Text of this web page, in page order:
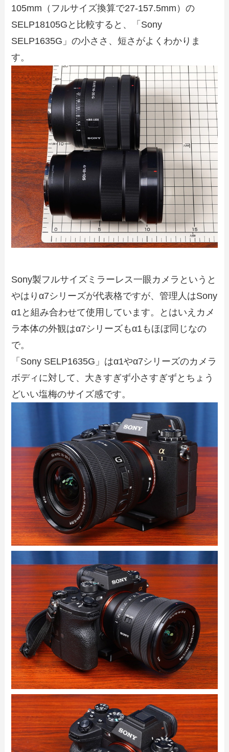
105mm（フルサイズ換算で27-157.5mm）の
SELP18105Gと比較すると、「Sony
SELP1635G」の小ささ、短さがよくわかりま
す。
Sony製フルサイズミラーレス一眼カメラというと
やはりα7シリーズが代表格ですが、管理人はSony
α1と組み合わせて使用しています。とはいえカメ
ラ本体の外観はα7シリーズもα1もほぼ同じなの
で。
「Sony SELP1635G」はα1やα7シリーズのカメラ
ボディに対して、大きすぎず小さすぎずとちょう
どいい塩梅のサイズ感です。